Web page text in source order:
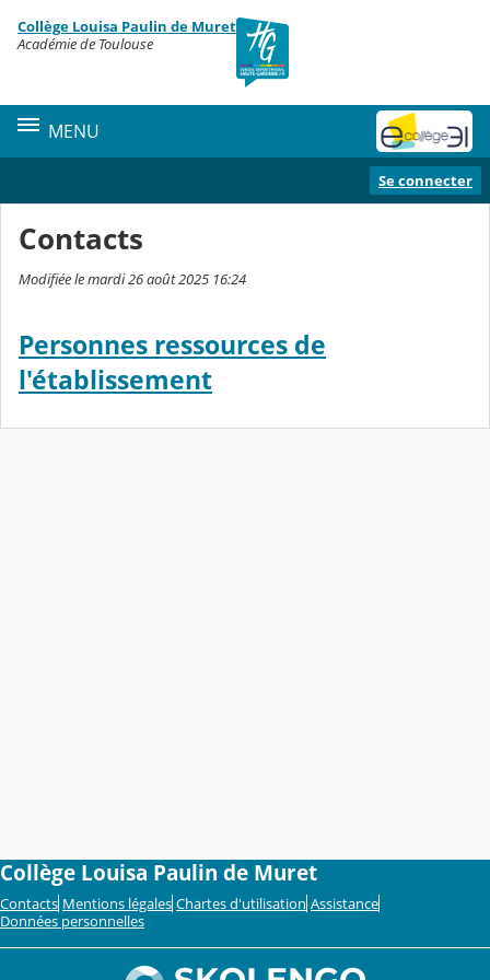
Contenu
Collège Louisa Paulin de Muret
Académie de Toulouse
MENU
Se connecter
Contacts
Modifiée le mardi 26 août 2025 16:24
Personnes ressources de
l'établissement
Collège Louisa Paulin de Muret
Contacts Mentions légales Chartes d'utilisation Assistance
Données personnelles